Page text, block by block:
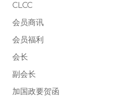
CLCC
会员商讯
会员福利
会长
副会长
加国政要贺函